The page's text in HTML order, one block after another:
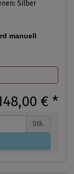
Silber
manuell
€ *
Stk.